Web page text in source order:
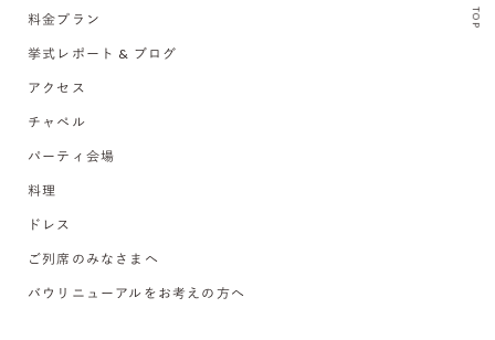
TOP
料金プラン
挙式レポート & ブログ
アクセス
チャペル
パーティ会場
料理
ドレス
ご列席のみなさまへ
バウリニューアルをお考えの方へ